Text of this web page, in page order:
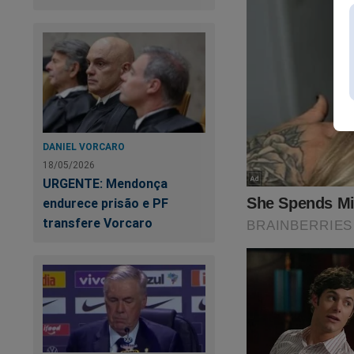
DANIEL VORCARO
18/05/2026
URGENTE: Mendonça
endurece prisão e PF
transfere Vorcaro
Precisamos da
Assine o JCO por
e chocante da
https://
NoPLANO ANUAL
Outra maneira de
parceiro e
Veja essa linda